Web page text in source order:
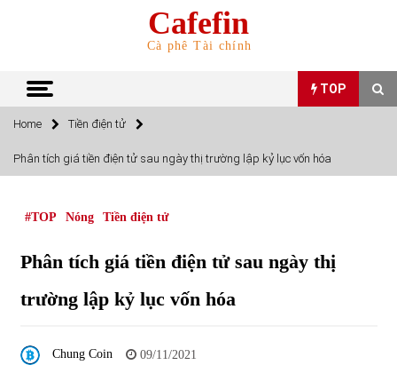
Cafefin
Cà phê Tài chính
TOP
TOP
Top 10 mặt hàng Việt Nam nhập khẩu nhiều nhất tháng
15/06/2022
Top 10 mặt hàng Việt Nam xuất khẩu nhiều nhất tháng
Home Tiền điện tử
Phân tích giá tiền điện tử sau ngày thị trường lập kỷ lục vốn hóa
#TOP Nóng Tiền điện tử
Phân tích giá tiền điện tử sau ngày thị
trường lập kỷ lục vốn hóa
Chung Coin 09/11/2021